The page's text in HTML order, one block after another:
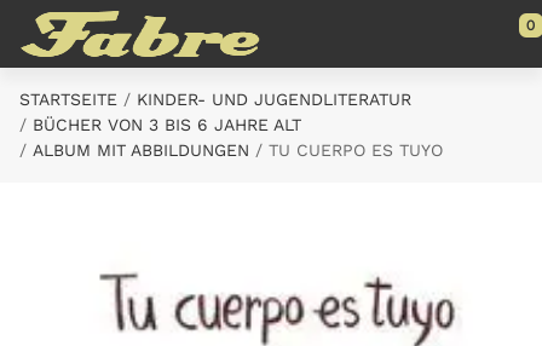
Saltar al contenido principal
0
STARTSEITE
KINDER- UND JUGENDLITERATUR
BÜCHER VON 3 BIS 6 JAHRE ALT
ALBUM MIT ABBILDUNGEN
TU CUERPO ES TUYO